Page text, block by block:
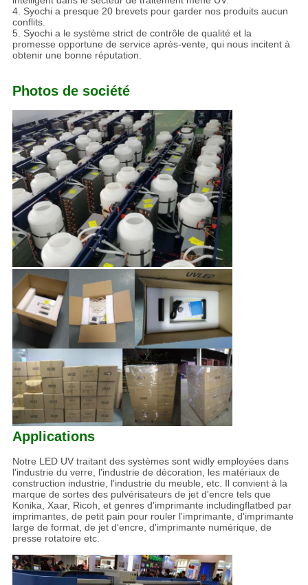
4. Syochi a presque 20 brevets pour garder nos produits aucun
conflits.
5. Syochi a le système strict de contrôle de qualité et la
promesse opportune de service après-vente, qui nous incitent à
obtenir une bonne réputation.
Photos de société
Applications
Notre LED UV traitant des systèmes sont widly employées dans
l'industrie du verre, l'industrie de décoration, les matériaux de
construction industrie, l'industrie du meuble, etc. Il convient à la
marque de sortes des pulvérisateurs de jet d'encre tels que
Konika, Xaar, Ricoh, et genres d'imprimante includingflatbed par
imprimantes, de petit pain pour rouler l'imprimante, d'imprimante
large de format, de jet d'encre, d'imprimante numérique, de
presse rotatoire etc.